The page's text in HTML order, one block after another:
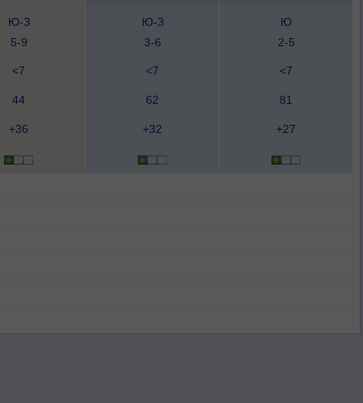
Ю-З
5-9
Ю-З
3-6
Ю
2-5
<7 <7 <7
44 62 81
+36 +32 +27